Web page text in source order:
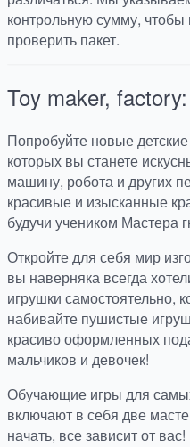
контрольную сумму,
проверить пакет.
Toy maker,
Попробуйте новые
которых вы станете
машину, робота и других
красивые и изысканные
будучи учеником Мастера
Откройте для себя мир
вы наверняка всегда
игрушки самостоятельно,
набивайте пушистые
красиво оформленных
мальчиков и девочек!
Обучающие игры для
включают в себя две
начать, все зависит от вас!